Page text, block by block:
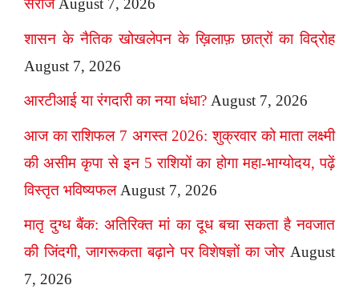
सरोज August 7, 2026
शासन के नैतिक खोखलेपन के ख़िलाफ़ छात्रों का विद्रोह
August 7, 2026
आरटीआई या रंगदारी का नया धंधा? August 7, 2026
आज का राशिफल 7 अगस्त 2026: शुक्रवार को माता लक्ष्मी
की असीम कृपा से इन 5 राशियों का होगा महा-भाग्योदय, पढ़ें
विस्तृत भविष्यफल August 7, 2026
मातृ दुग्ध बैंक: अतिरिक्त मां का दूध बचा सकता है नवजात
की जिंदगी, जागरूकता बढ़ाने पर विशेषज्ञों का जोर August
7, 2026